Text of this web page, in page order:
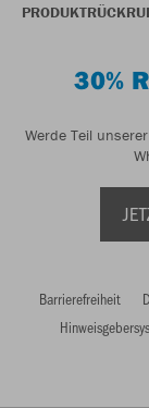
30%
Werde Teil
Barrierefreiheit